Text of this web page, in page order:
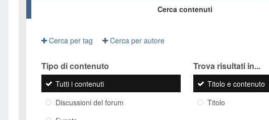
Cerca contenuti
Cerca per tag Cerca per autore
Tipo di contenuto
Tutti i contenuti
Discussioni del forum
Trova risultati in...
Titolo e contenuto
Titolo